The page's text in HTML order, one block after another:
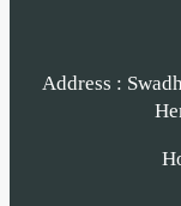
Address :